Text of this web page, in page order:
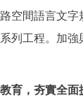
空間語言文
列工程。加
育，夯實全